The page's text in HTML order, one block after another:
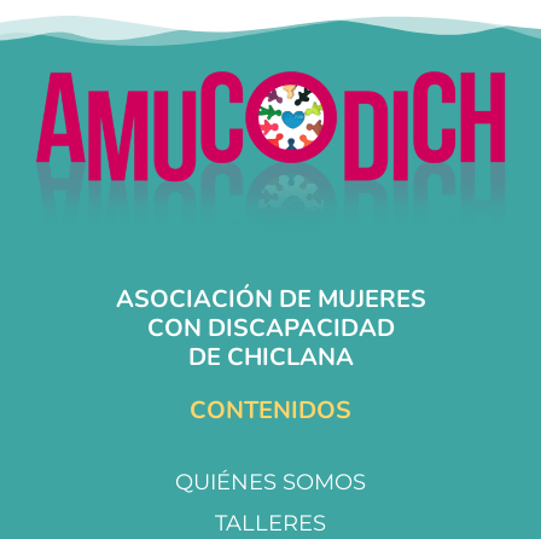
ASOCIACIÓN DE MUJERES
CON DISCAPACIDAD
DE CHICLANA
CONTENIDOS
QUIÉNES SOMOS
TALLERES